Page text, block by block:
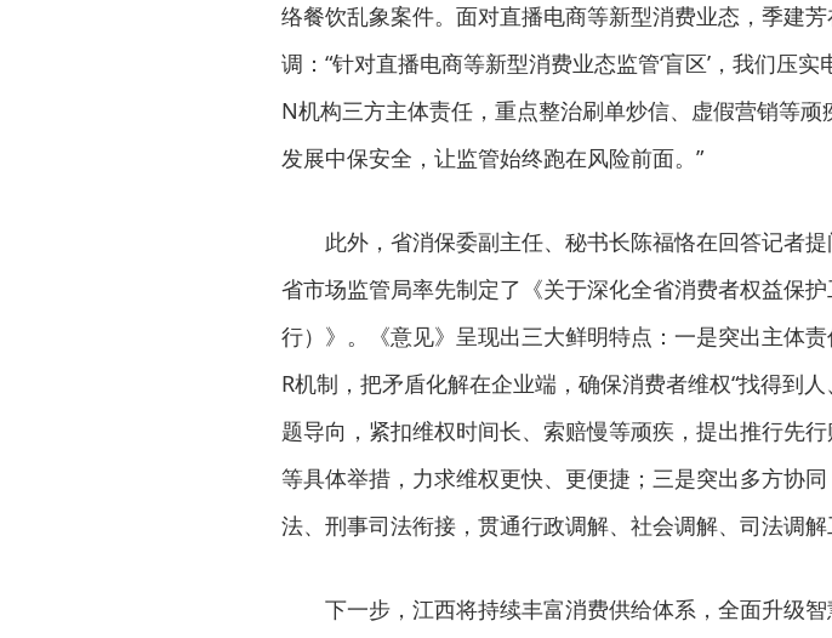
络餐饮乱象案件。面对直播电商等新型消费业态，季建
调：“针对直播电商等新型消费业态监管‘盲区’，我们压
N机构三方主体责任，重点整治刷单炒信、虚假营销等
发展中保安全，让监管始终跑在风险前面。”
此外，省消保委副主任、秘书长陈福恪在回答记者
省市场监管局率先制定了《关于深化全省消费者权益保
行）》。《意见》呈现出三大鲜明特点：一是突出主体
R机制，把矛盾化解在企业端，确保消费者维权“找得到
题导向，紧扣维权时间长、索赔慢等顽疾，提出推行先
等具体举措，力求维权更快、更便捷；三是突出多方协
法、刑事司法衔接，贯通行政调解、社会调解、司法调解
下一步，江西将持续丰富消费供给体系，全面升级